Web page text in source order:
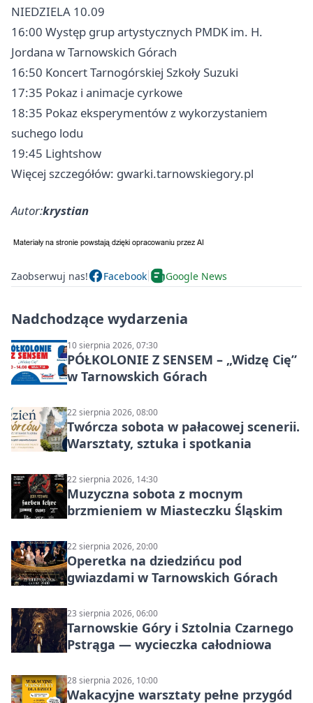
NIEDZIELA 10.09
16:00 Występ grup artystycznych PMDK im. H.
Jordana w Tarnowskich Górach
16:50 Koncert Tarnogórskiej Szkoły Suzuki
17:35 Pokaz i animacje cyrkowe
18:35 Pokaz eksperymentów z wykorzystaniem
suchego lodu
19:45 Lightshow
Więcej szczegółów: gwarki.tarnowskiegory.pl
Autor:krystian
Zaobserwuj nas! Facebook Google News
Nadchodzące wydarzenia
10 sierpnia 2026, 07:30
PÓŁKOLONIE Z SENSEM – „Widzę Cię”
w Tarnowskich Górach
22 sierpnia 2026, 08:00
Twórcza sobota w pałacowej scenerii.
Warsztaty, sztuka i spotkania
22 sierpnia 2026, 14:30
Muzyczna sobota z mocnym
brzmieniem w Miasteczku Śląskim
22 sierpnia 2026, 20:00
Operetka na dziedzińcu pod
gwiazdami w Tarnowskich Górach
23 sierpnia 2026, 06:00
Tarnowskie Góry i Sztolnia Czarnego
Pstrąga — wycieczka całodniowa
28 sierpnia 2026, 10:00
Wakacyjne warsztaty pełne przygód